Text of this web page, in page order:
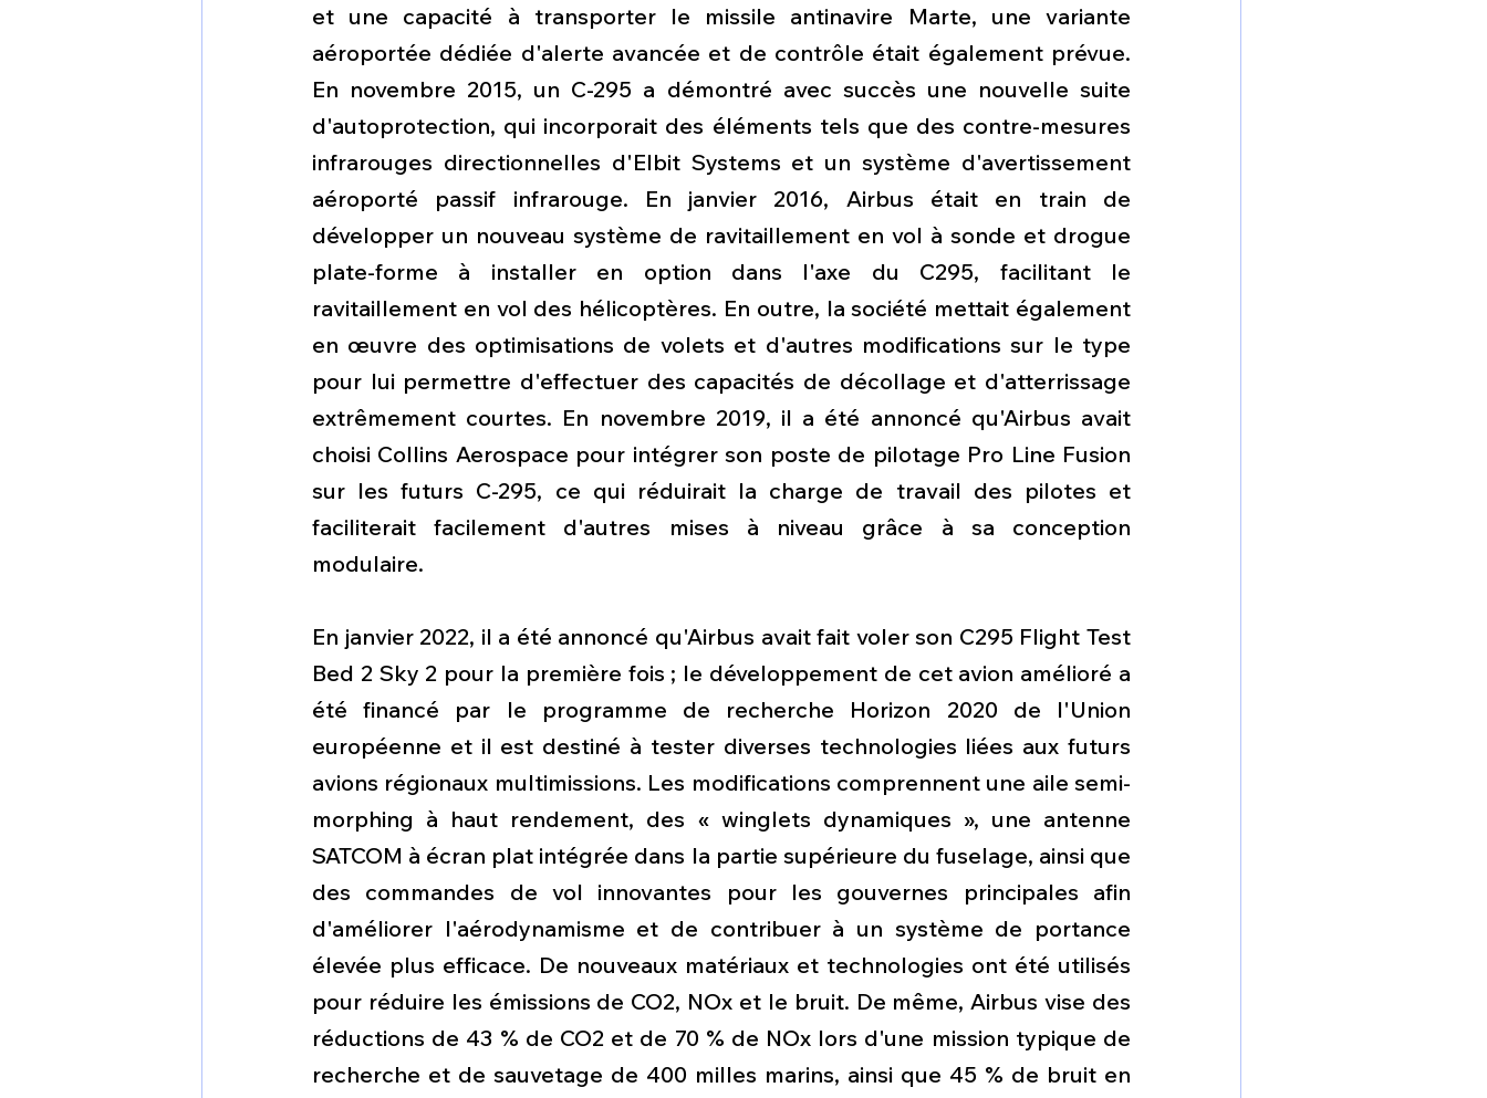
et une capacité à transporter le missile antinavire Marte, une variante
aéroportée dédiée d'alerte avancée et de contrôle était également prévue.
En novembre 2015, un C-295 a démontré avec succès une nouvelle suite
d'autoprotection, qui incorporait des éléments tels que des contre-mesures
infrarouges directionnelles d'Elbit Systems et un système d'avertissement
aéroporté passif infrarouge. En janvier 2016, Airbus était en train de
développer un nouveau système de ravitaillement en vol à sonde et drogue
plate-forme à installer en option dans l'axe du C295, facilitant le
ravitaillement en vol des hélicoptères. En outre, la société mettait également
en œuvre des optimisations de volets et d'autres modifications sur le type
pour lui permettre d'effectuer des capacités de décollage et d'atterrissage
extrêmement courtes. En novembre 2019, il a été annoncé qu'Airbus avait
choisi Collins Aerospace pour intégrer son poste de pilotage Pro Line Fusion
sur les futurs C-295, ce qui réduirait la charge de travail des pilotes et
faciliterait facilement d'autres mises à niveau grâce à sa conception
modulaire.
En janvier 2022, il a été annoncé qu'Airbus avait fait voler son C295 Flight Test
Bed 2 Sky 2 pour la première fois ; le développement de cet avion amélioré a
été financé par le programme de recherche Horizon 2020 de l'Union
européenne et il est destiné à tester diverses technologies liées aux futurs
avions régionaux multimissions. Les modifications comprennent une aile semi-
morphing à haut rendement, des « winglets dynamiques », une antenne
SATCOM à écran plat intégrée dans la partie supérieure du fuselage, ainsi que
des commandes de vol innovantes pour les gouvernes principales afin
d'améliorer l'aérodynamisme et de contribuer à un système de portance
élevée plus efficace. De nouveaux matériaux et technologies ont été utilisés
pour réduire les émissions de CO2, NOx et le bruit. De même, Airbus vise des
réductions de 43 % de CO2 et de 70 % de NOx lors d'une mission typique de
recherche et de sauvetage de 400 milles marins, ainsi que 45 % de bruit en